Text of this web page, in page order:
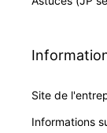
Site de
Informations